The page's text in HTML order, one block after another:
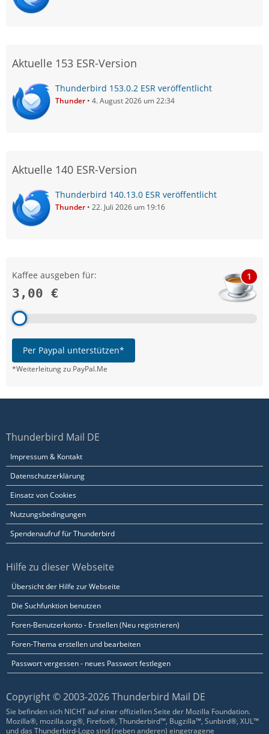
Aktuelle 153 ESR-Version
Thunderbird 153.0.2 ESR veröffentlicht
Thunder 4. August 2026 um 22:34
Aktuelle 140 ESR-Version
Thunderbird 140.13.0 ESR veröffentlicht
Thunder 22. Juli 2026 um 19:16
Kaffee ausgeben für:
3,00 €
1
Per Paypal unterstützen*
*Weiterleitung zu PayPal.Me
Thunderbird Mail DE
Impressum & Kontakt
Datenschutzerklärung
Einsatz von Cookies
Nutzungsbedingungen
Spendenaufruf für Thunderbird
Hilfe zu dieser Webseite
Übersicht der Hilfe zur Webseite
Die Suchfunktion benutzen
Foren-Benutzerkonto - Erstellen (Neu registrieren)
Foren-Thema erstellen und bearbeiten
Passwort vergessen - neues Passwort festlegen
Copyright © 2003-2026 Thunderbird Mail DE
Sie befinden sich NICHT auf einer offiziellen Seite der Mozilla Foundation.
Mozilla®, mozilla.org®, Firefox®, Thunderbird™, Bugzilla™, Sunbird®, XUL™
und das Thunderbird-Logo sind (neben anderen) eingetragene